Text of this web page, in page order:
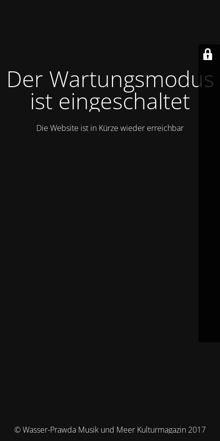
Der Wartungsmodus
ist eingeschaltet
Die Website ist in Kürze wieder erreichbar
© Wasser-Prawda Musik und Meer Kulturmagazin 2017